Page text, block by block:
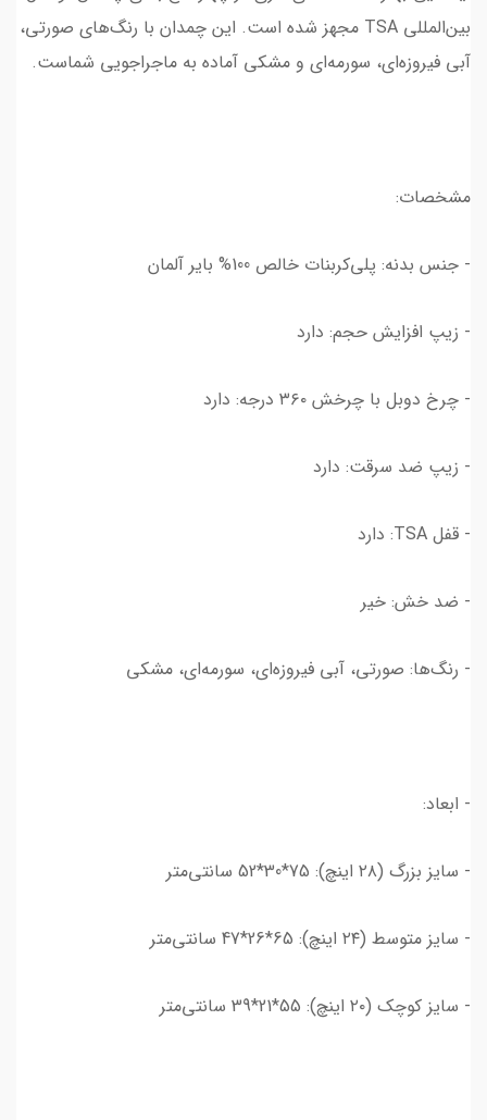
بین‌المللی TSA مجهز شده است. این چمدان با رنگ‌های صورتی،
آبی فیروزه‌ای، سورمه‌ای و مشکی آماده به ماجراجویی شماست.
مشخصات:
- جنس بدنه: پلی‌کربنات خالص 100% بایر آلمان
- زیپ افزایش حجم: دارد
- چرخ دوبل با چرخش ۳۶۰ درجه: دارد
- زیپ ضد سرقت: دارد
- قفل TSA: دارد
- ضد خش: خیر
- رنگ‌ها: صورتی، آبی فیروزه‌ای، سورمه‌ای، مشکی
- ابعاد:
- سایز بزرگ (۲۸ اینچ): 75*30*52 سانتی‌متر
- سایز متوسط (۲۴ اینچ): 65*26*47 سانتی‌متر
- سایز کوچک (۲۰ اینچ): 55*21*39 سانتی‌متر